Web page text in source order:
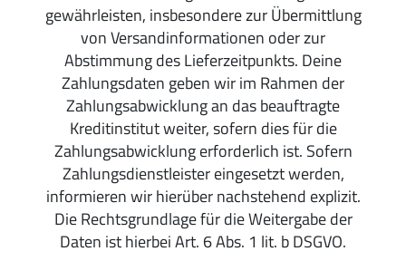
gewährleisten, insbesondere zur Übermittlung
von Versandinformationen oder zur
Abstimmung des Lieferzeitpunkts. Deine
Zahlungsdaten geben wir im Rahmen der
Zahlungsabwicklung an das beauftragte
Kreditinstitut weiter, sofern dies für die
Zahlungsabwicklung erforderlich ist. Sofern
Zahlungsdienstleister eingesetzt werden,
informieren wir hierüber nachstehend explizit.
Die Rechtsgrundlage für die Weitergabe der
Daten ist hierbei Art. 6 Abs. 1 lit. b DSGVO.